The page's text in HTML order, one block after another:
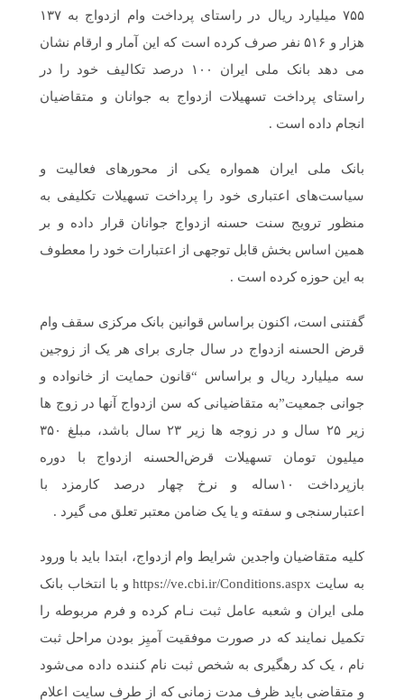
۷۵۵ میلیارد ریال در راستای پرداخت وام ازدواج به ۱۳۷
هزار و ۵۱۶ نفر صرف کرده است که این آمار و ارقام نشان
می دهد بانک ملی ایران ۱۰۰ درصد تکالیف خود را در
راستای پرداخت تسهیلات ازدواج به جوانان و متقاضیان
انجام داده است .
بانک ملی ایران همواره یکی از محورهای فعالیت و
سیاست‌های اعتباری خود را پرداخت تسهیلات تکلیفی به
منظور ترویج سنت حسنه ازدواج جوانان قرار داده و بر
همین اساس بخش قابل توجهی از اعتبارات خود را معطوف
به این حوزه کرده است .
گفتنی است، اکنون براساس قوانین بانک مرکزی سقف وام
قرض الحسنه ازدواج در سال جاری برای هر یک از زوجین
سه میلیارد ریال و براساس “قانون حمایت از خانواده و
جوانی جمعیت”به متقاضیانی که سن ازدواج آنها در زوج ها
زیر ۲۵ سال و در زوجه ها زیر ۲۳ سال باشد، مبلغ ۳۵۰
میلیون تومان تسهیلات قرض‌الحسنه ازدواج با دوره
بازپرداخت ۱۰ساله و نرخ چهار درصد کارمزد با
اعتبارسنجی و سفته و یا یک ضامن معتبر تعلق می گیرد .
کلیه متقاضیان واجدین شرایط وام ازدواج، ابتدا باید با ورود
به سایت https://ve.cbi.ir/Conditions.aspx و با انتخاب بانک
ملی ایران و شعبه عامل ثبت نـام کرده و فرم مربوطه را
تکمیل نمایند که در صورت موفقیت آمیِز بودن مراحل ثبت
نام ، یک کد رهگیری به شخص ثبت نام کننده داده می‌شود
و متقاضی باید ظرف مدت زمانی که از طرف سایت اعلام